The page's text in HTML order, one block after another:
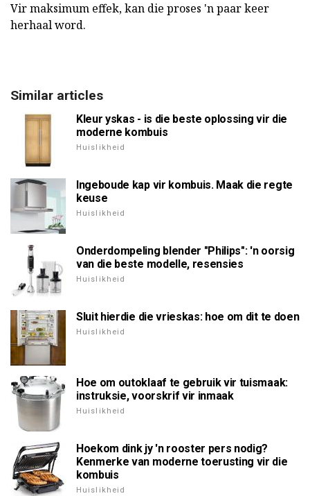
Vir maksimum effek, kan die proses 'n paar keer
herhaal word.
Similar articles
Kleur yskas - is die beste oplossing vir die
moderne kombuis
Huislikheid
Ingeboude kap vir kombuis. Maak die regte
keuse
Huislikheid
Onderdompeling blender "Philips": 'n oorsig
van die beste modelle, resensies
Huislikheid
Sluit hierdie die vrieskas: hoe om dit te doen
Huislikheid
Hoe om outoklaaf te gebruik vir tuismaak:
instruksie, voorskrif vir inmaak
Huislikheid
Hoekom dink jy 'n rooster pers nodig?
Kenmerke van moderne toerusting vir die
kombuis
Huislikheid